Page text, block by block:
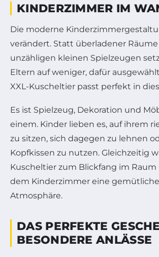
KINDERZIMMER IM
Die moderne
verändert. Statt überladener
unzähligen kleinen Spielzeugen
Eltern auf weniger, dafür
XXL-Kuscheltier passt perfekt in
Es ist Spielzeug, Dekoration und
einem. Kinder lieben es, auf ihrem
zu sitzen, sich dagegen zu lehnen
Kopfkissen zu nutzen. Gleichzeitig
Kuscheltier zum Blickfang im
dem Kinderzimmer eine
Atmosphäre.
DAS PERFEKTE
BESONDERE ANLÄSSE